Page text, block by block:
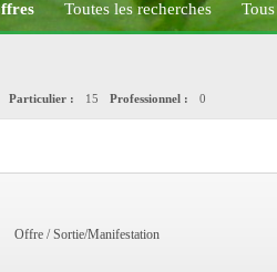
Toutes les recherches
Particulier : 15 Professionnel : 0
Offre / Sortie/Manifestation